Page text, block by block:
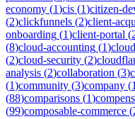
economy (1)cis (1)citizen-
(2)clickfunnels (2)client-
onboarding (1)client-portal (
(8)cloud-accounting (1)
(2)cloud-security (2)
analysis (2)collaboration (3)
(1)community (3)company (1
(88)comparisons (1)
(99)composable-commerce (